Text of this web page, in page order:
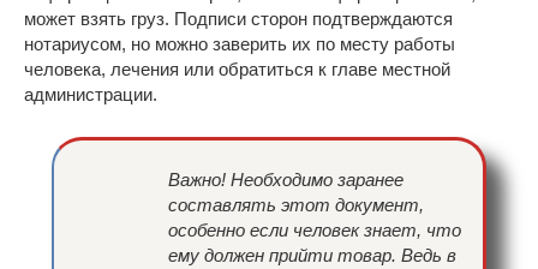
может взять груз. Подписи сторон подтверждаются
нотариусом, но можно заверить их по месту работы
человека, лечения или обратиться к главе местной
администрации.
Важно! Необходимо заранее
составлять этот документ,
особенно если человек знает, что
ему должен прийти товар. Ведь в